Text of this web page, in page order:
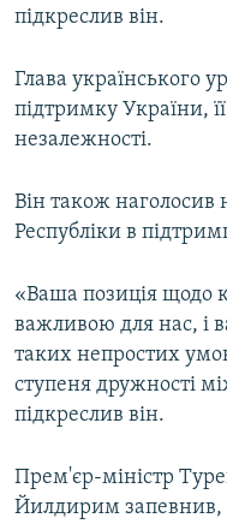
Усі сайти RFE/RL
підкреслив він.
Глава українського
підтримку України, її
незалежності.
Він також наголосив
Республіки в
«Ваша позиція щодо
важливою для нас, і
таких непростих
ступеня дружності
підкреслив він.
Прем'єр-міністр
Йилдирим запевнив,